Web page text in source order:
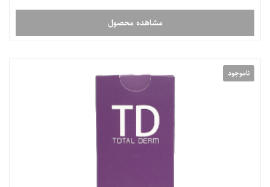
مشاهده محصول
ناموجود